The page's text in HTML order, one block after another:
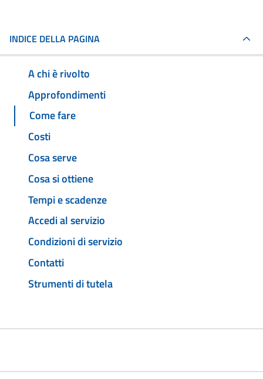
INDICE DELLA PAGINA
A chi è rivolto
Approfondimenti
Come fare
Costi
Cosa serve
Cosa si ottiene
Tempi e scadenze
Accedi al servizio
Condizioni di servizio
Contatti
Strumenti di tutela